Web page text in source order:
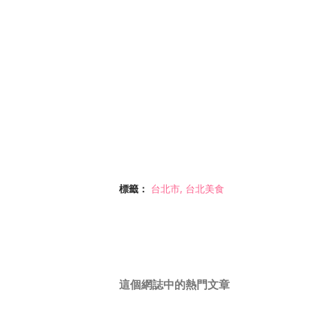
標籤： 台北市 台北美食
這個網誌中的熱門文章